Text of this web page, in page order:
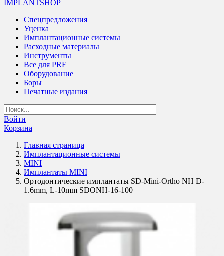
IMPLANTSHOP
Спецпредложения
Уценка
Имплантационные системы
Расходные материалы
Инструменты
Все для PRF
Оборудование
Боры
Печатные издания
Войти
Корзина
Главная страница
Имплантационные системы
MINI
Имплантаты MINI
Ортодонтические имплантаты SD-Mini-Ortho NH D-
1.6mm, L-10mm SDONH-16-100